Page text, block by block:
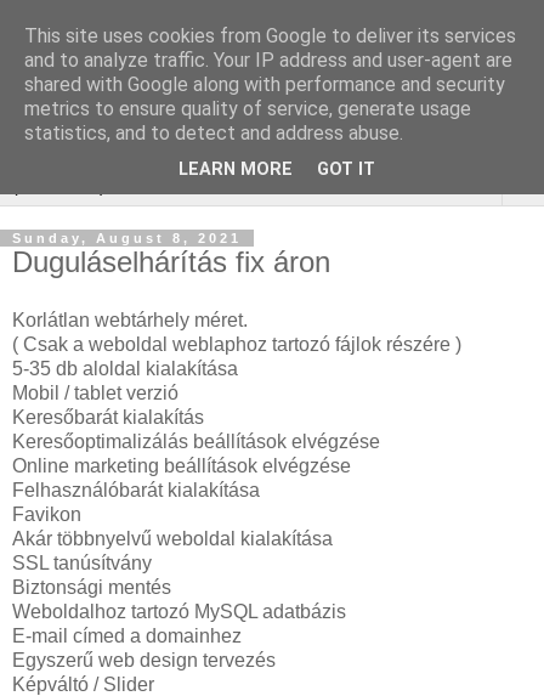
WordPress SEO
ügynökség
Sunday, August 8, 2021
Duguláselhárítás fix áron
Korlátlan webtárhely méret.
( Csak a weboldal weblaphoz tartozó fájlok részére )
5-35 db aloldal kialakítása
Mobil / tablet verzió
Keresőbarát kialakítás
Keresőoptimalizálás beállítások elvégzése
Online marketing beállítások elvégzése
Felhasználóbarát kialakítása
Favikon
Akár többnyelvű weboldal kialakítása
SSL tanúsítvány
Biztonsági mentés
Weboldalhoz tartozó MySQL adatbázis
E-mail címed a domainhez
Egyszerű web design tervezés
Képváltó / Slider
This site uses cookies from Google to deliver its services
and to analyze traffic. Your IP address and user-agent are
shared with Google along with performance and security
metrics to ensure quality of service, generate usage
statistics, and to detect and address abuse.
LEARN MORE GOT IT